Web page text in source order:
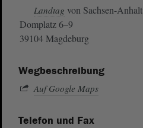
Landtag von Sachsen-Anhalt
Domplatz 6–9
39104 Magdeburg
Wegbeschreibung
Auf Google Maps
Telefon und Fax